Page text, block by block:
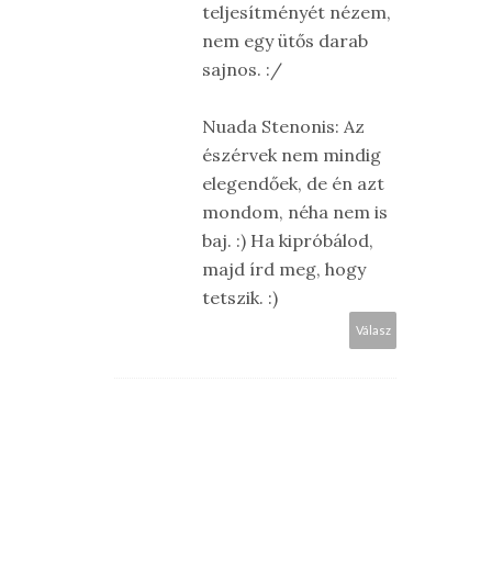
teljesítményét nézem,
nem egy ütős darab
sajnos. :/
Nuada Stenonis: Az
észérvek nem mindig
elegendőek, de én azt
mondom, néha nem is
baj. :) Ha kipróbálod,
majd írd meg, hogy
tetszik. :)
Válasz